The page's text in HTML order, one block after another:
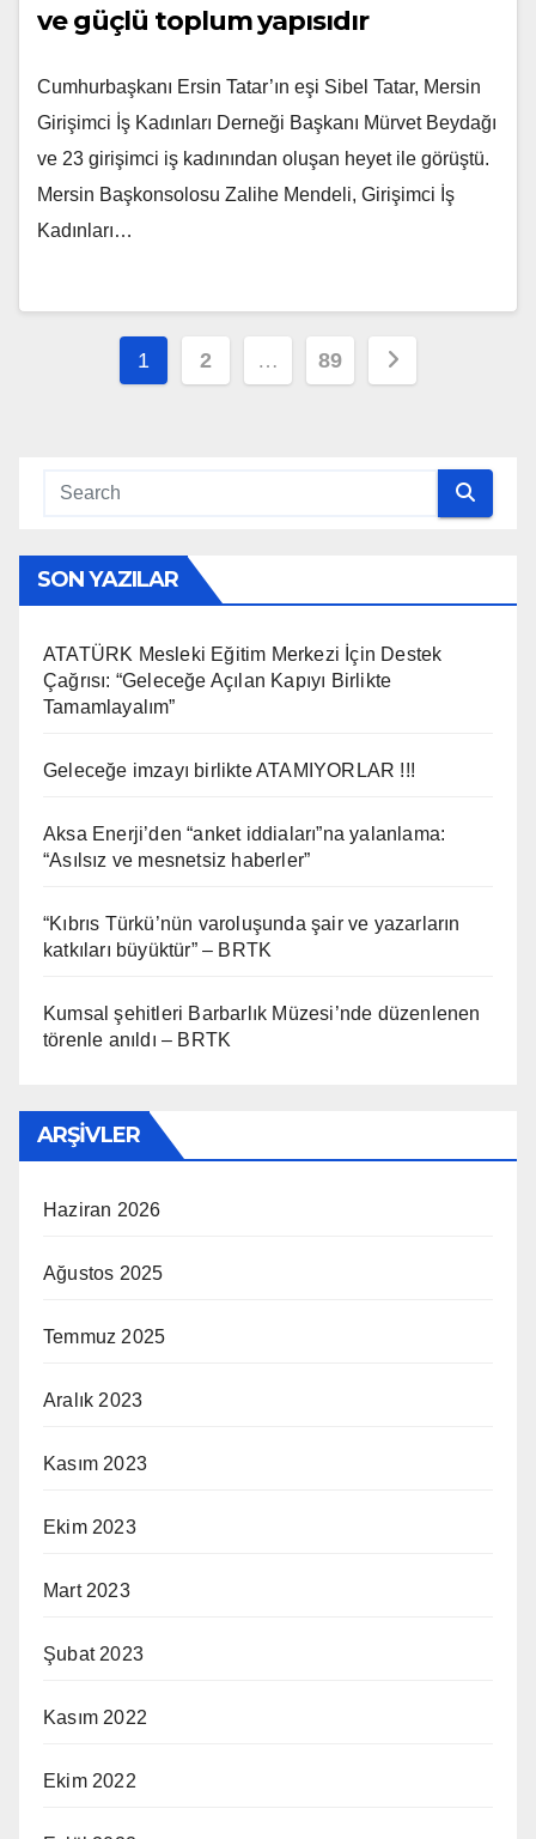
ve güçlü toplum yapısıdır
Cumhurbaşkanı Ersin Tatar’ın eşi Sibel Tatar, Mersin
Girişimci İş Kadınları Derneği Başkanı Mürvet Beydağı
ve 23 girişimci iş kadınından oluşan heyet ile görüştü.
Mersin Başkonsolosu Zalihe Mendeli, Girişimci İş
Kadınları…
Yazı
1 2 … 89
SON YAZILAR
ATATÜRK Mesleki Eğitim Merkezi İçin Destek
Çağrısı: “Geleceğe Açılan Kapıyı Birlikte
Tamamlayalım”
Geleceğe imzayı birlikte ATAMIYORLAR !!!
Aksa Enerji’den “anket iddiaları”na yalanlama:
“Asılsız ve mesnetsiz haberler”
“Kıbrıs Türkü’nün varoluşunda şair ve yazarların
katkıları büyüktür” – BRTK
Kumsal şehitleri Barbarlık Müzesi’nde düzenlenen
törenle anıldı – BRTK
ARŞIVLER
Haziran 2026
Ağustos 2025
Temmuz 2025
Aralık 2023
Kasım 2023
Ekim 2023
Mart 2023
Şubat 2023
Kasım 2022
Ekim 2022